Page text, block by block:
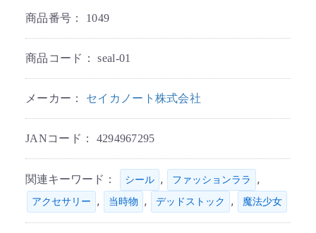
商品番号： 1049
商品コード：seal-01
メーカー： セイカノート株式会社
JANコード： 4294967295
関連キーワード： シール , ファッションララ ,
アクセサリー , 当時物 , デッドストック , 魔法少女